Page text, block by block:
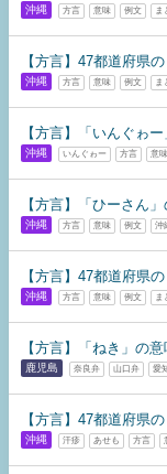
沖縄 方言 意味 例文 ま
【方言】47都道府県
沖縄 方言 意味 例文 ま
【方言】「いんぐゎ
沖縄 いんぐゎー 方言 意味
【方言】「ひーさん
沖縄 方言 意味 例文 沖
【方言】47都道府県
沖縄 方言 意味 例文 ま
【方言】「ねき」の
鹿児島 奈良弁 山口弁 愛
【方言】47都道府県
沖縄 汗疹 あせも 方言